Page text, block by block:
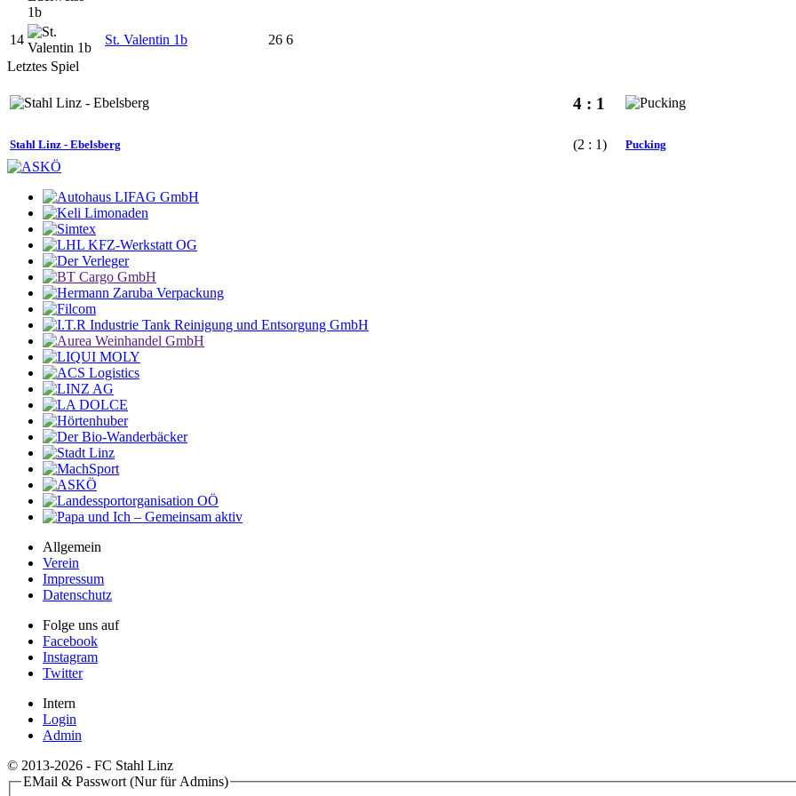
14 St. Valentin 1b 26 6
Letztes Spiel
4 : 1
Stahl Linz - Ebelsberg (2 : 1) Pucking
Allgemein
Verein
Impressum
Datenschutz
Folge uns auf
Facebook
Instagram
Twitter
Intern
Login
Admin
© 2013-2026 - FC Stahl Linz
EMail & Passwort (Nur für Admins)